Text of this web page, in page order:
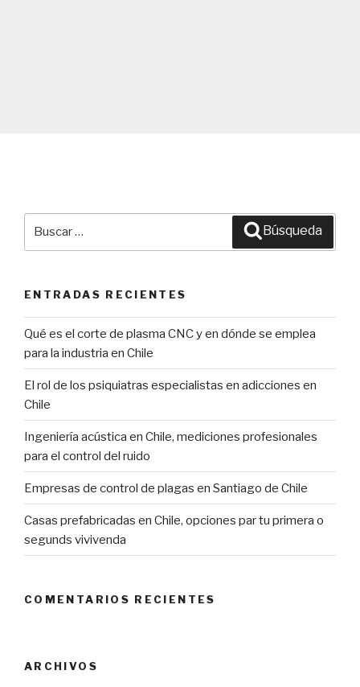
Búsqueda
ENTRADAS RECIENTES
Qué es el corte de plasma CNC y en dónde se emplea
para la industria en Chile
El rol de los psiquiatras especialistas en adicciones en
Chile
Ingeniería acústica en Chile, mediciones profesionales
para el control del ruido
Empresas de control de plagas en Santiago de Chile
Casas prefabricadas en Chile, opciones par tu primera o
segunds vivivenda
COMENTARIOS RECIENTES
ARCHIVOS